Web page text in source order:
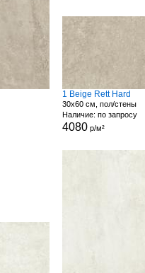
1 Beige Rett Hard
30x60 см, пол/стены
Наличие: по запросу
4080 р/м²